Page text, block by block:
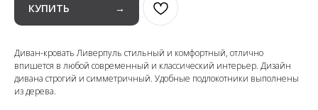
КУПИТЬ →
Диван-кровать Ливерпуль стильный и комфортный, отлично
впишется в любой современный и классический интерьер. Дизайн
дивана строгий и симметричный. Удобные подлокотники выполнены
из дерева.